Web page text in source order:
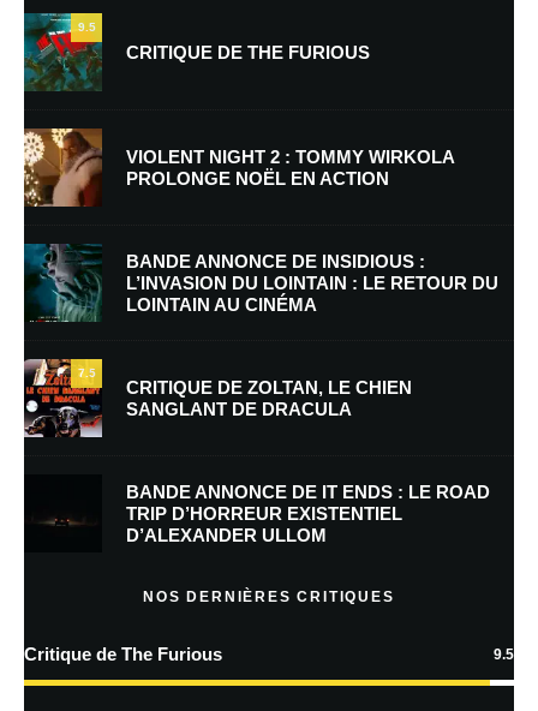
du 5 au 12 février 2013 bien sur !
Laisser un commentaire
indiqués avec
Commentaire
Nom*
9.5
CRITIQUE DE THE FURIOUS
VIOLENT NIGHT 2 : TOMMY WIRKOLA
PROLONGE NOËL EN ACTION
BANDE ANNONCE DE INSIDIOUS :
L’INVASION DU LOINTAIN : LE RETOUR DU
LOINTAIN AU CINÉMA
7.5
CRITIQUE DE ZOLTAN, LE CHIEN
SANGLANT DE DRACULA
BANDE ANNONCE DE IT ENDS : LE ROAD
TRIP D’HORREUR EXISTENTIEL
D’ALEXANDER ULLOM
NOS DERNIÈRES CRITIQUES
Critique de The Furious 9.5